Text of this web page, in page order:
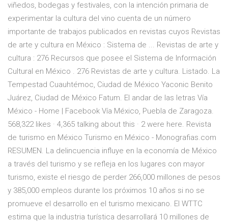
viñedos, bodegas y festivales, con la intención primaria de
experimentar la cultura del vino cuenta de un número
importante de trabajos publicados en revistas cuyos Revistas
de arte y cultura en México : Sistema de ... Revistas de arte y
cultura : 276 Recursos que posee el Sistema de Información
Cultural en México . 276 Revistas de arte y cultura. Listado. La
Tempestad Cuauhtémoc, Ciudad de México Yaconic Benito
Juárez, Ciudad de México Fatum. El andar de las letras Vía
México - Home | Facebook Vía México, Puebla de Zaragoza.
568,322 likes · 4,365 talking about this · 2 were here. Revista
de turismo en México Turismo en México - Monografias.com
RESUMEN. La delincuencia influye en la economía de México
a través del turismo y se refleja en los lugares con mayor
turismo, existe el riesgo de perder 266,000 millones de pesos
y 385,000 empleos durante los próximos 10 años si no se
promueve el desarrollo en el turismo mexicano. El WTTC
estima que la industria turística desarrollará 10 millones de